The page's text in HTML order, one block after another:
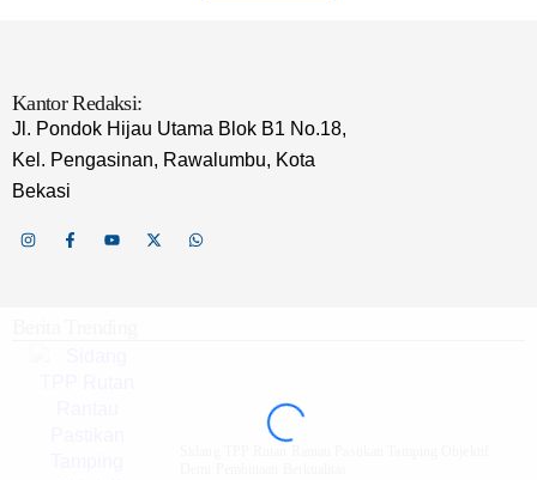
Kantor Redaksi:
Jl. Pondok Hijau Utama Blok B1 No.18,
Kel. Pengasinan, Rawalumbu, Kota
Bekasi